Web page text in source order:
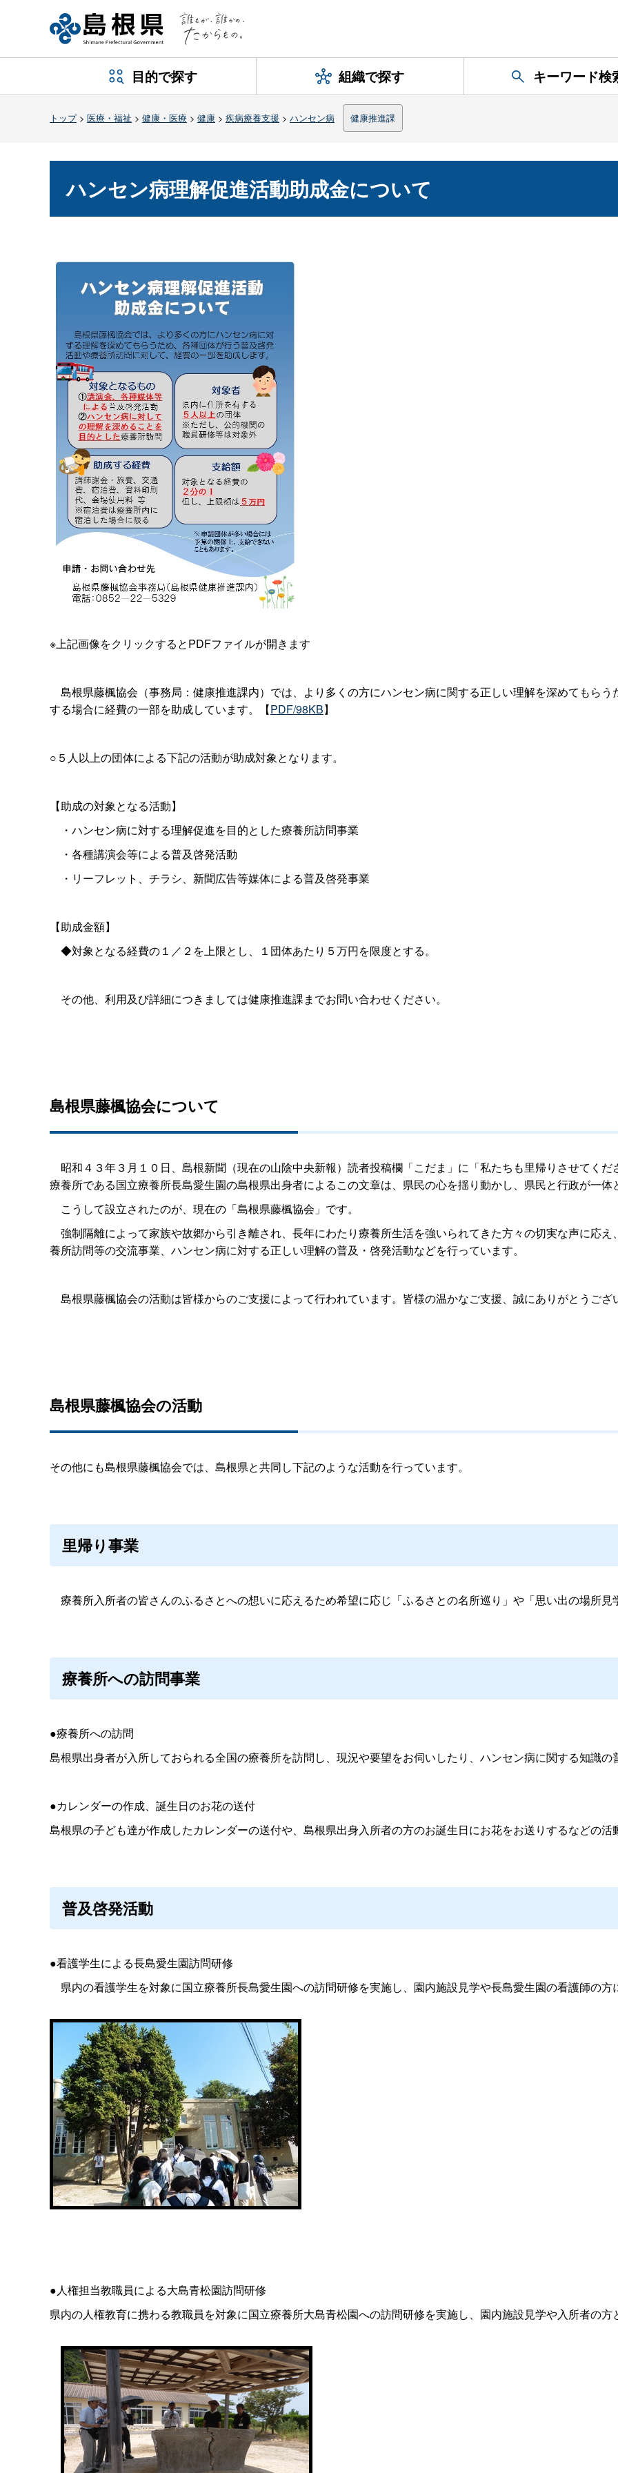
目的で探す 組織で探す キーワード検
トップ> 医療・福祉 > 健康・医療 > 健康 > 疾病療養支援 > ハンセン病 健康推進課
ハンセン病理解促進活動助成金について
※上記画像をクリックするとPDFファイルが開きます
島根県藤楓協会（事務局：健康推進課内）では、より多くの方にハンセン病に関する正しい理解を深めてもら
する場合に経費の一部を助成しています。【PDF/98KB】
○５人以上の団体による下記の活動が助成対象となります。
【助成の対象となる活動】
・ハンセン病に対する理解促進を目的とした療養所訪問事業
・各種講演会等による普及啓発活動
・リーフレット、チラシ、新聞広告等媒体による普及啓発事業
【助成金額】
◆対象となる経費の１／２を上限とし、１団体あたり５万円を限度とする。
その他、利用及び詳細につきましては健康推進課までお問い合わせください。
島根県藤楓協会について
昭和４３年３月１０日、島根新聞（現在の山陰中央新報）読者投稿欄「こだま」に「私たちも里帰りさせてく
療養所である国立療養所長島愛生園の島根県出身者によるこの文章は、県民の心を揺り動かし、県民と行政が一
こうして設立されたのが、現在の「島根県藤楓協会」です。
強制隔離によって家族や故郷から引き離され、長年にわたり療養所生活を強いられてきた方々の切実な声に応
養所訪問等の交流事業、ハンセン病に対する正しい理解の普及・啓発活動などを行っています。
島根県藤楓協会の活動は皆様からのご支援によって行われています。皆様の温かなご支援、誠にありがとうござ
島根県藤楓協会の活動
その他にも島根県藤楓協会では、島根県と共同し下記のような活動を行っています。
里帰り事業
療養所入所者の皆さんのふるさとへの想いに応えるため希望に応じ「ふるさとの名所巡り」や「思い出の場所
療養所への訪問事業
●療養所への訪問
島根県出身者が入所しておられる全国の療養所を訪問し、現況や要望をお伺いしたり、ハンセン病に関する知識の
●カレンダーの作成、誕生日のお花の送付
島根県の子ども達が作成したカレンダーの送付や、島根県出身入所者の方のお誕生日にお花をお送りするなどの活
普及啓発活動
●看護学生による長島愛生園訪問研修
県内の看護学生を対象に国立療養所長島愛生園への訪問研修を実施し、園内施設見学や長島愛生園の看護師の
●人権担当教職員による大島青松園訪問研修
県内の人権教育に携わる教職員を対象に国立療養所大島青松園への訪問研修を実施し、園内施設見学や入所者の方